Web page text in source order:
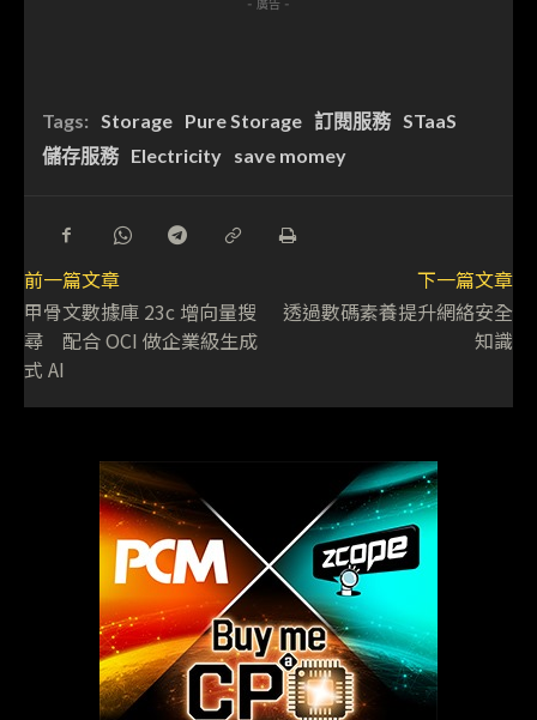
- 廣告 -
Tags: Storage Pure Storage 訂閱服務 STaaS
儲存服務 Electricity save momey
前一篇文章
甲骨文數據庫 23c 增向量搜
尋 配合 OCI 做企業級生成
式 AI
下一篇文章
透過數碼素養提升網絡安全
知識